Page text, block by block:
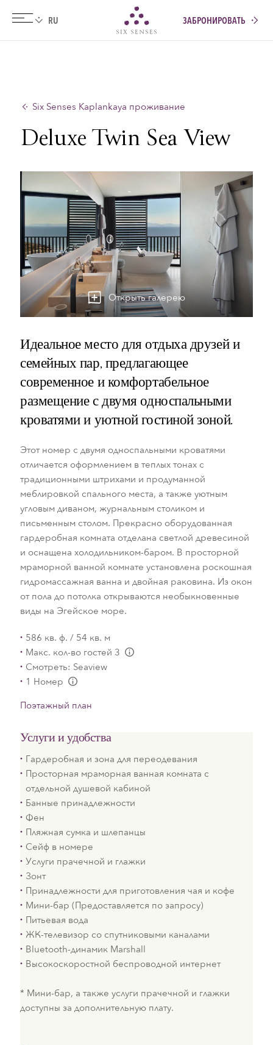
Six sensesЗАБРОНИРОВАТЬ
Six Senses Kaplankaya проживание
Deluxe Twin Sea View
Открыть галерею
Идеальное место для отдыха друзей и
семейных пар, предлагающее
современное и комфортабельное
размещение с двумя односпальными
кроватями и уютной гостиной зоной.
Этот номер с двумя односпальными кроватями
отличается оформлением в теплых тонах с
традиционными штрихами и продуманной
меблировкой спального места, а также уютным
угловым диваном, журнальным столиком и
письменным столом. Прекрасно оборудованная
гардеробная комната отделана светлой древесиной
и оснащена холодильником-баром. В просторной
мраморной ванной комнате установлена роскошная
гидромассажная ванна и двойная раковина. Из окон
от пола до потолка открываются необыкновенные
виды на Эгейское море.
586 кв. ф. / 54 кв. м
Макс. кол-во гостей 3
Смотреть: Seaview
1 Номер
Поэтажный план
Услуги и удобства
Гардеробная и зона для переодевания
Просторная мраморная ванная комната с
отдельной душевой кабиной
Банные принадлежности
Фен
Пляжная сумка и шлепанцы
Сейф в номере
Услуги прачечной и глажки
Зонт
Принадлежности для приготовления чая и кофе
Мини-бар (Предоставляется по запросу)
Питьевая вода
ЖК-телевизор со спутниковыми каналами
Bluetooth-динамик Marshall
Высокоскоростной беспроводной интернет
* Мини-бар, а также услуги прачечной и глажки
доступны за дополнительную плату.